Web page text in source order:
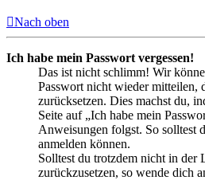
Nach oben
Ich habe mein Passwort vergessen!
Das ist nicht schlimm! Wir
Passwort nicht wieder mitteilen,
zurücksetzen. Dies machst du,
Seite auf „Ich habe mein
Anweisungen folgst. So solltest
anmelden können.
Solltest du trotzdem nicht in der
zurückzusetzen, so wende dich